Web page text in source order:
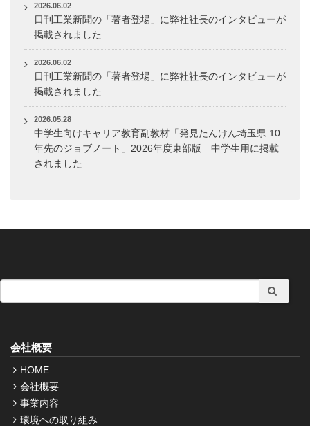
2026.06.02
日刊工業新聞の「著者登場」に弊社社長のインタビューが
掲載されました
2026.06.02
日刊工業新聞の「著者登場」に弊社社長のインタビューが
掲載されました
2026.05.28
中学生向けキャリア教育副教材「発見たんけん埼玉県 10
年先のジョブノート」2026年度東部版 中学生用に掲載
されました
会社概要
HOME
会社概要
事業内容
環境への取り組み